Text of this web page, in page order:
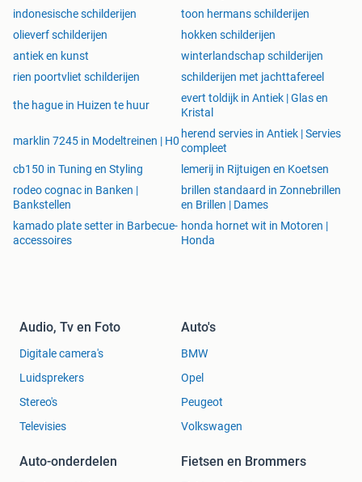
indonesische schilderijen
toon hermans schilderijen
olieverf schilderijen
hokken schilderijen
antiek en kunst
winterlandschap schilderijen
rien poortvliet schilderijen
schilderijen met jachttafereel
the hague in Huizen te huur
evert toldijk in Antiek | Glas en
Kristal
marklin 7245 in Modeltreinen | H0
herend servies in Antiek | Servies
compleet
cb150 in Tuning en Styling
lemerij in Rijtuigen en Koetsen
rodeo cognac in Banken |
Bankstellen
brillen standaard in Zonnebrillen
en Brillen | Dames
kamado plate setter in Barbecue-
accessoires
honda hornet wit in Motoren |
Honda
Audio, Tv en Foto
Digitale camera's
Luidsprekers
Stereo's
Televisies
Auto's
BMW
Opel
Peugeot
Volkswagen
Auto-onderdelen Fietsen en Brommers